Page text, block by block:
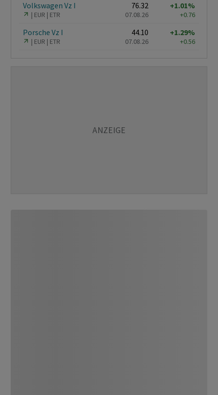
Volkswagen Vz I
EUR ETR
76.32
07.08.26
+1.01%
+0.76
Porsche Vz I
EUR ETR
44.10
07.08.26
+1.29%
+0.56